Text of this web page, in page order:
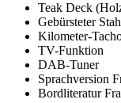
Teak Deck
Gebürsteter
Kilometer-
TV-Funktion
DAB-Tuner
Sprachversion
Bordliteratur